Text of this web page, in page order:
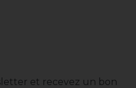
et recevez un bon